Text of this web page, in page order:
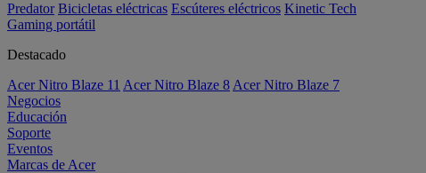
Predator Bicicletas eléctricas Escúteres eléctricos Kinetic Tech
Gaming portátil
Destacado
Acer Nitro Blaze 11 Acer Nitro Blaze 8 Acer Nitro Blaze 7
Negocios
Educación
Soporte
Eventos
Marcas de Acer